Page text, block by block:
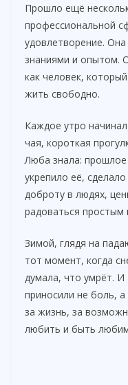
Прошло ещё
профессиональной
удовлетворение. Она
знаниями и опытом.
как человек,
жить свободно.
Каждое утро
чая, короткая
Люба знала:
укрепило её,
доброту в людях,
радоваться
Зимой, глядя на
тот момент, когда
думала, что умрёт. И
приносили не боль,
за жизнь, за
любить и быть